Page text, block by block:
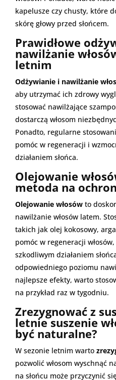
kapelusze czy chusty, które
skórę głowy przed słońcem.
Prawidłowe
nawilżanie
letnim
Odżywianie i nawilżanie
aby utrzymać ich zdrowy
stosować nawilżające
dostarczą włosom
Ponadto, regularne
pomóc w regeneracji i
działaniem słońca.
Olejowanie
metoda na
Olejowanie włosów to
nawilżanie włosów latem.
takich jak olej kokosowy,
pomóc w regeneracji
szkodliwym działaniem
odpowiedniego poziomu
najlepsze efekty, warto
na przykład raz w tygodniu.
Zrezygnować z
letnie suszenie
być naturalne?
W sezonie letnim warto
pozwolić włosom wyschnąć
na słońcu może przyczynić